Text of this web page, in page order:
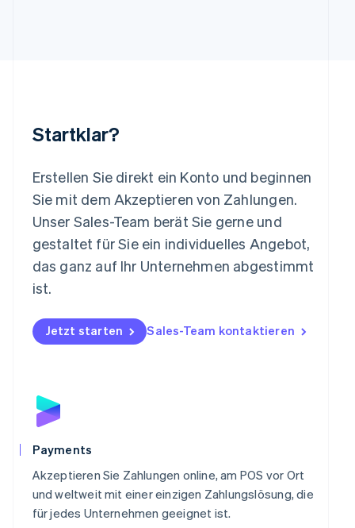
Startklar?
Erstellen Sie direkt ein Konto und beginnen
Sie mit dem Akzeptieren von Zahlungen.
Unser Sales-Team berät Sie gerne und
gestaltet für Sie ein individuelles Angebot,
das ganz auf Ihr Unternehmen abgestimmt
ist.
Jetzt starten Sales-Team kontaktieren
Payments
Akzeptieren Sie Zahlungen online, am POS vor Ort
und weltweit mit einer einzigen Zahlungslösung, die
für jedes Unternehmen geeignet ist.
English
Español English
Neuseeland
English
Niederlande
Norwegen
English
Polen
English
Portugal
Schweden
Deutsch
Singapur
English 简体中文
Slowakei
English